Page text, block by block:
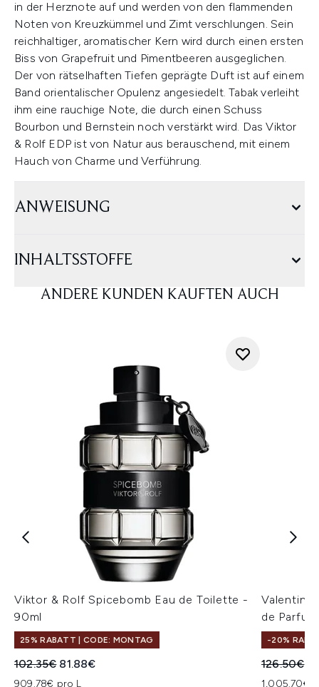
in der Herznote auf und werden von den flammenden
Noten von Kreuzkümmel und Zimt verschlungen. Sein
reichhaltiger, aromatischer Kern wird durch einen ersten
Biss von Grapefruit und Pimentbeeren ausgeglichen.
Der von rätselhaften Tiefen geprägte Duft ist auf einem
Band orientalischer Opulenz angesiedelt. Tabak verleiht
ihm eine rauchige Note, die durch einen Schuss
Bourbon und Bernstein noch verstärkt wird. Das Viktor
& Rolf EDP ist von Natur aus berauschend, mit einem
Hauch von Charme und Verführung.
ANWEISUNG
INHALTSSTOFFE
ANDERE KUNDEN KAUFTEN AUCH
Viktor & Rolf Spicebomb Eau de Toilette -
90ml
25% RABATT | CODE: MONTAG
Unverbindliche Preisempfehlung:
102.35€ Aktueller Preis:
81.88€
909.78€ pro L
Valentino
de
-20%
126.50€
1,005.70€